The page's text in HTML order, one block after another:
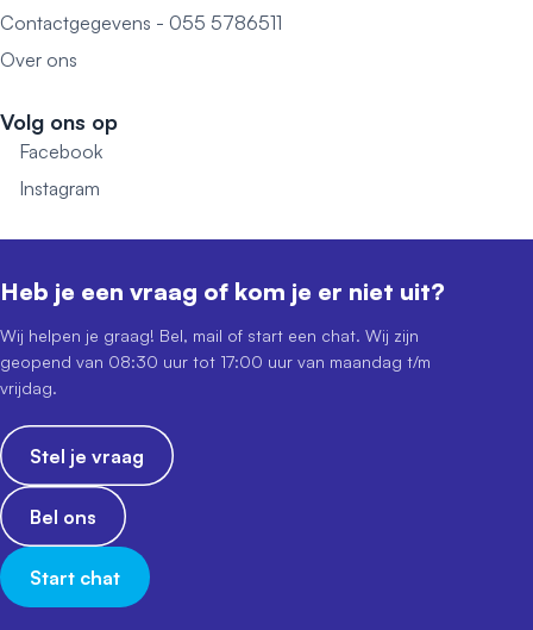
Contactgegevens - 055 5786511
Over ons
Volg ons op
Facebook
Instagram
Heb je een vraag of kom je er niet uit?
Wij helpen je graag! Bel, mail of start een chat. Wij zijn
geopend van 08:30 uur tot 17:00 uur van maandag t/m
vrijdag.
Stel je vraag
Bel ons
Start chat